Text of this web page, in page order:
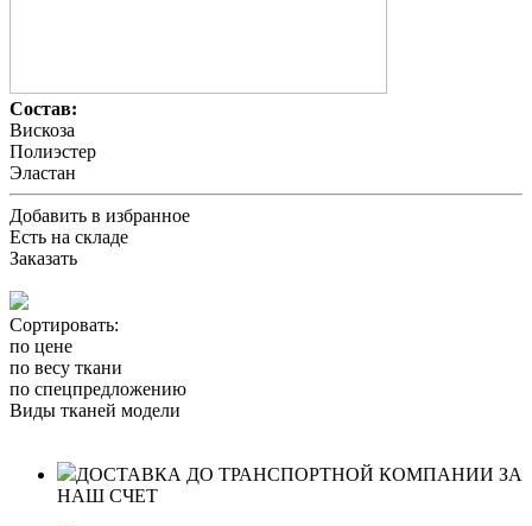
Состав:
Вискоза
Полиэстер
Эластан
Добавить в избранное
Есть на складе
Заказать
Сортировать:
по цене
по весу ткани
по спецпредложению
Виды тканей модели
ДОСТАВКА ДО ТРАНСПОРТНОЙ КОМПАНИИ ЗА
НАШ СЧЕТ